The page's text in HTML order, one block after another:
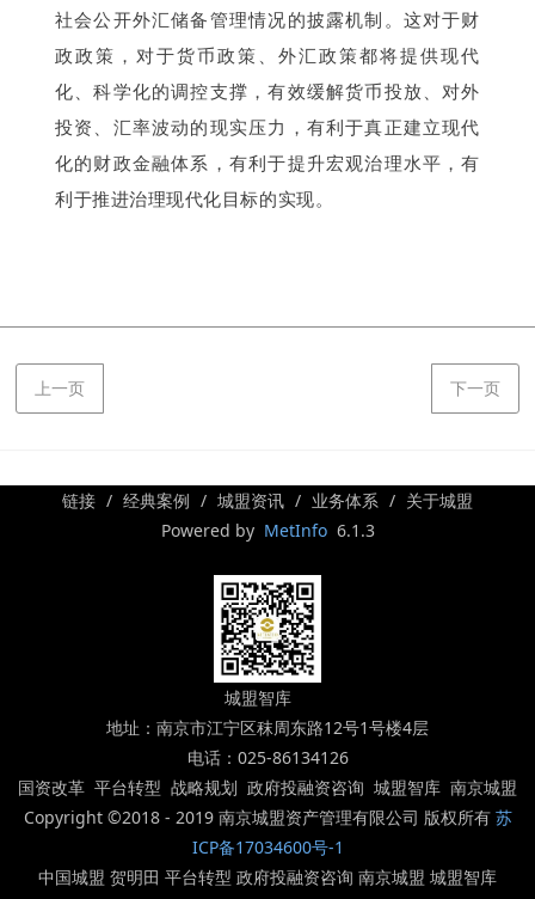
社会公开外汇储备管理情况的披露机制。这对于财
政政策，对于货币政策、外汇政策都将提供现代
化、科学化的调控支撑，有效缓解货币投放、对外
投资、汇率波动的现实压力，有利于真正建立现代
化的财政金融体系，有利于提升宏观治理水平，有
利于推进治理现代化目标的实现。
上一页 下一页
链接 经典案例 城盟资讯 业务体系
关于城盟
Powered by MetInfo6.1.3
城盟智库
地址：南京市江宁区秣周东路12号1号楼4层
电话：025-86134126
国资改革 平台转型 战略规划 政府投融资咨询 城盟智库 南京城盟
Copyright ©2018 - 2019 南京城盟资产管理有限公司 版权所有 苏
ICP备17034600号-1
中国城盟 贺明田 平台转型 政府投融资咨询 南京城盟 城盟智库